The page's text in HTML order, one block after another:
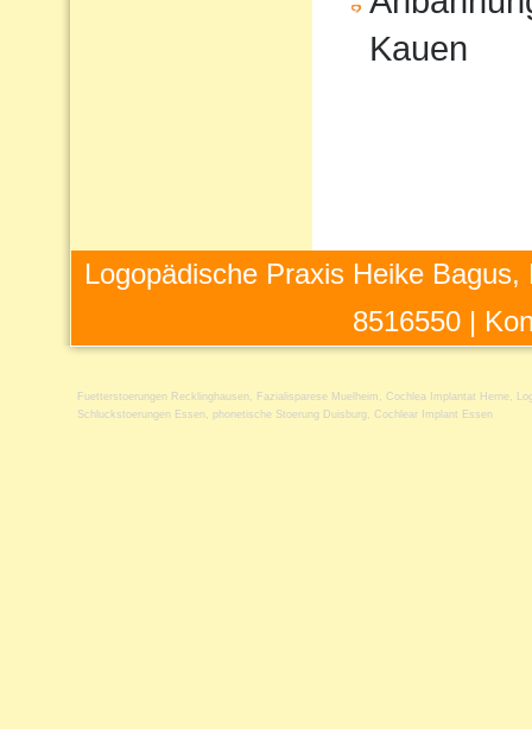
Kauen
Logopädische Praxis Heike
8516550 |
Fuetterstoerungen Recklinghausen Fazialisparese Muelheim Cochlea Implantat Herne
Schluckstoerungen Essen
phonetische Stoerung Duisburg Cochlear Implant Essen